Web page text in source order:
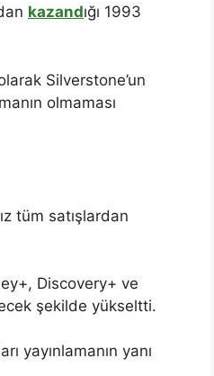
kazandığı 1993
Silverstone’un
olmaması
tüm satışlardan
Discovery+ ve
şekilde yükseltti.
yayınlamanın yanı